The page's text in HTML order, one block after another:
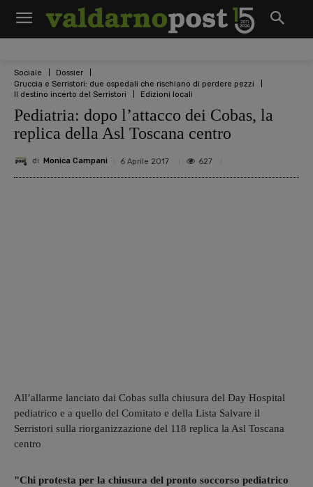
Sociale
Dossier
Gruccia e Serristori: due ospedali che rischiano di perdere pezzi
Il destino incerto del Serristori
Edizioni locali
Pediatria: dopo l’attacco dei Cobas, la
replica della Asl Toscana centro
di Monica Campani 6 Aprile 2017 627
All’allarme lanciato dai Cobas sulla chiusura del Day Hospital
pediatrico e a quello del Comitato e della Lista Salvare il
Serristori sulla riorganizzazione del 118 replica la Asl Toscana
centro
"Chi protesta per la chiusura del pronto soccorso pediatrico